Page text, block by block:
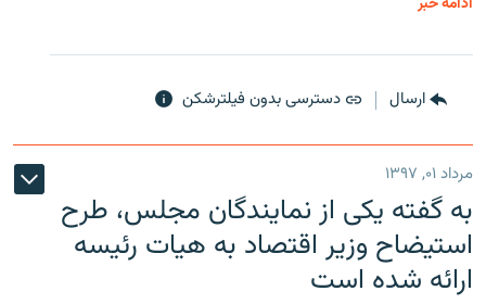
ارسال دسترسی بدون فیلترشکن
مرداد ۰۱, ۱۳۹۷
به گفته یکی از نمایندگان مجلس، طرح
استیضاح وزیر اقتصاد به هیات رئیسه
ارائه شده است